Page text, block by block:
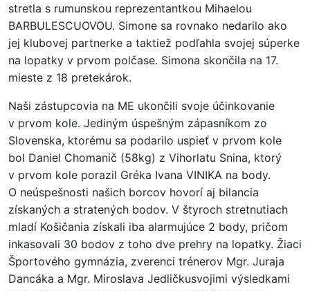
stretla s rumunskou reprezentantkou Mihaelou
BARBULESCUOVOU. Simone sa rovnako nedarilo ako
jej klubovej partnerke a taktiež podľahla svojej súperke
na lopatky v prvom polčase. Simona skončila na 17.
mieste z 18 pretekárok.
Naši zástupcovia na ME ukončili svoje účinkovanie
v prvom kole. Jediným úspešným zápasníkom zo
Slovenska, ktorému sa podarilo uspieť v prvom kole
bol Daniel Chomanič (58kg) z Vihorlatu Snina, ktorý
v prvom kole porazil Gréka Ivana VINIKA na body.
O neúspešnosti našich borcov hovorí aj bilancia
získaných a stratených bodov. V štyroch stretnutiach
mladí Košičania získali iba alarmujúce 2 body, pričom
inkasovali 30 bodov z toho dve prehry na lopatky. Žiaci
Športového gymnázia, zverenci trénerov Mgr. Juraja
Dancáka a Mgr. Miroslava Jedličkusvojimi výsledkami